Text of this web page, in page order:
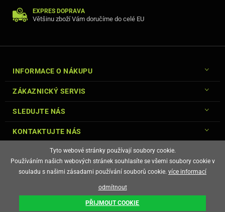
EXPRES DOPRAVA
Většinu zboží Vám doručíme do celé EU
INFORMACE O NÁKUPU
ZÁKAZNICKÝ SERVIS
SLEDUJTE NÁS
KONTAKTUJTE NÁS
E-shop vytvořila
Tyto webové stránky používají soubory cookie.
Používáním našich webových stránek souhlasíte se všemi soubory cookie v
souladu s našimi zásadami používání souborů cookie. více informací
odmítnout
PŘIJMOUT COOKIE